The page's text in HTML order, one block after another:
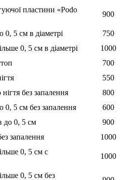
пластини «Podo
900
0, 5 см в діаметрі
750
0, 5 см в діаметрі
1000
700
550
без запалення
800
0, 5 см без запалення
600
до 0, 5 см
900
запалення
1000
0, 5 см с
1000
0, 5 см без